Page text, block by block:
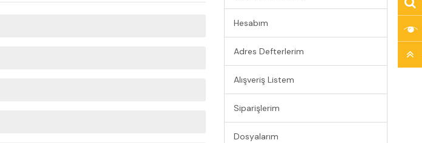
Hesabım
Adres Defterlerim
Alışveriş Listem
Siparişlerim
Dosyalarım